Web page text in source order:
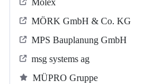
Molex
MÖRK GmbH & Co. KG
MPS Bauplanung GmbH
msg systems ag
MÜPRO Gruppe